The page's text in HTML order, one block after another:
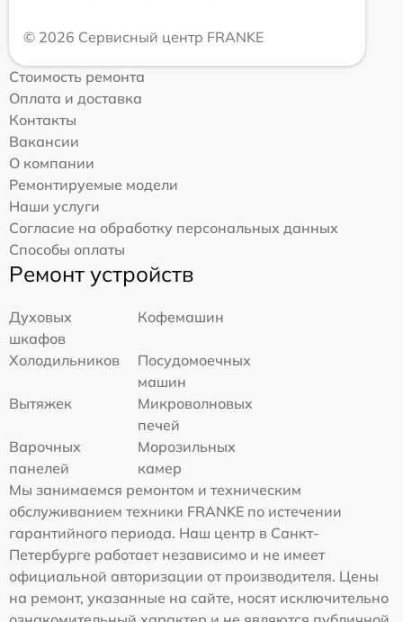
© 2026 Сервисный центр FRANKE
Стоимость ремонта
Оплата и доставка
Контакты
Вакансии
О компании
Ремонтируемые модели
Наши услуги
Согласие на обработку персональных данных
Способы оплаты
Ремонт устройств
Духовых
шкафов
Кофемашин
Холодильников
Посудомоечных
машин
Вытяжек
Микроволновых
печей
Варочных
панелей
Морозильных
камер
Мы занимаемся ремонтом и техническим
обслуживанием техники FRANKE по истечении
гарантийного периода. Наш центр в Санкт-
Петербурге работает независимо и не имеет
официальной авторизации от производителя. Цены
на ремонт, указанные на сайте, носят исключительно